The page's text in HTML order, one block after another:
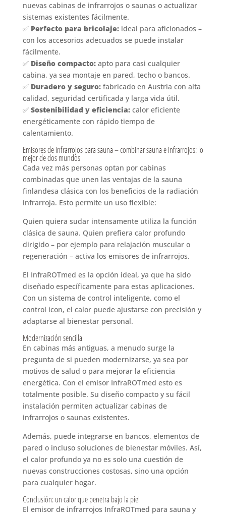
nuevas cabinas de infrarrojos o saunas o actualizar
sistemas existentes fácilmente.
✅ Perfecto para bricolaje:ideal para aficionados –
con los accesorios adecuados se puede instalar
fácilmente.
✅ Diseño compacto:apto para casi cualquier
cabina, ya sea montaje en pared, techo o bancos.
✅ Duradero y seguro:fabricado en Austria con alta
calidad, seguridad certificada y larga vida útil.
✅ Sostenibilidad y eficiencia:calor eficiente
energéticamente con rápido tiempo de
calentamiento.
Emisores de infrarrojos para sauna – combinar sauna e infrarrojos: lo
mejor de dos mundos
Cada vez más personas optan por cabinas
combinadas que unen las ventajas de la sauna
finlandesa clásica con los beneficios de la radiación
infrarroja. Esto permite un uso flexible:
Quien quiera sudar intensamente utiliza la función
clásica de sauna. Quien prefiera calor profundo
dirigido – por ejemplo para relajación muscular o
regeneración – activa los emisores de infrarrojos.
El InfraROTmed es la opción ideal, ya que ha sido
diseñado específicamente para estas aplicaciones.
Con un sistema de control inteligente, como el
control icon, el calor puede ajustarse con precisión y
adaptarse al bienestar personal.
Modernización sencilla
En cabinas más antiguas, a menudo surge la
pregunta de si pueden modernizarse, ya sea por
motivos de salud o para mejorar la eficiencia
energética. Con el emisor InfraROTmed esto es
totalmente posible. Su diseño compacto y su fácil
instalación permiten actualizar cabinas de
infrarrojos o saunas existentes.
Además, puede integrarse en bancos, elementos de
pared o incluso soluciones de bienestar móviles. Así,
el calor profundo ya no es solo una cuestión de
nuevas construcciones costosas, sino una opción
para cualquier hogar.
Conclusión: un calor que penetra bajo la piel
El emisor de infrarrojos InfraROTmed para sauna y